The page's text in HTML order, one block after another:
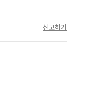
신고하기